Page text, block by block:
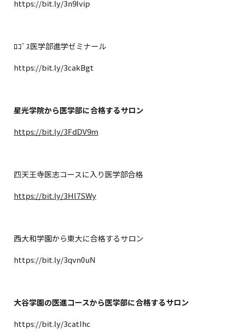
https://bit.ly/3n9Ivip
ﾛｺﾞｽ医学部進学ゼミナール
https://bit.ly/3cakBgt
星光学院から医学部に合格するサロン
https://bit.ly/3FdDV9m
四天王寺医志コースに入り医学部合格
https://bit.ly/3Hl7SWy
西大和学園から東大に合格するサロン
https://bit.ly/3qvn0uN
大谷学園の医進コースから医学部に合格するサロン
https://bit.ly/3catIhc